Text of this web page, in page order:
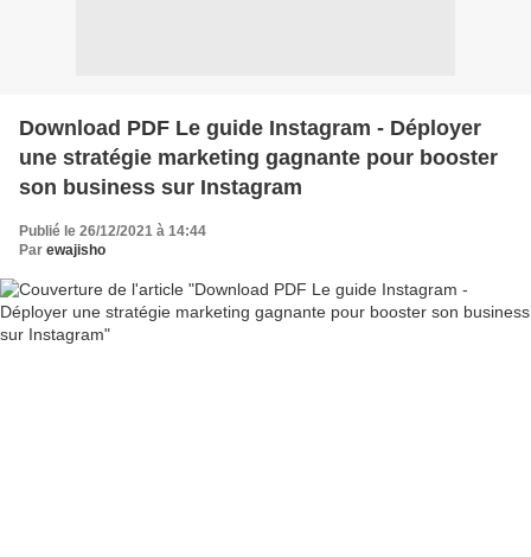
Download PDF Le guide Instagram - Déployer
une stratégie marketing gagnante pour booster
son business sur Instagram
Publié le 26/12/2021 à 14:44
Par ewajisho